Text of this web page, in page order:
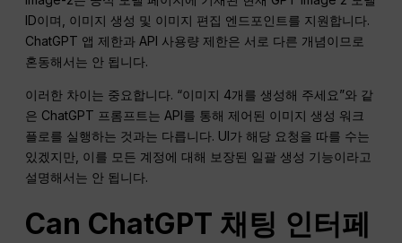
ID이며, 이미지 생성 및 이미지 편집 엔드포인트를 지원합니다.
ChatGPT 앱 제한과 API 사용량 제한은 서로 다른 개념이므로
혼동해서는 안 됩니다.
이러한 차이는 중요합니다. “이미지 4개를 생성해 주세요”와 같
은 ChatGPT 프롬프트는 API를 통해 제어된 이미지 생성 워크
플로를 실행하는 것과는 다릅니다. UI가 해당 요청을 따를 수는
있겠지만, 이를 모든 계정에 대해 보장된 일괄 생성 기능이라고
설명해서는 안 됩니다.
Can ChatGPT 채팅 인터페